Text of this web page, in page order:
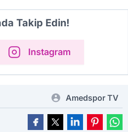
Takip Edin!
Instagram
Amedspor TV